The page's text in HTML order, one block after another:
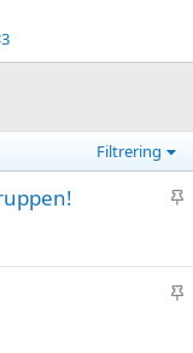
Filtrering
K
s
tK